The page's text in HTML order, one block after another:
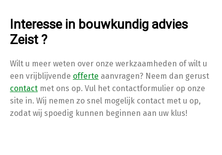
Interesse in bouwkundig advies
Zeist ?
Wilt u meer weten over onze werkzaamheden of wilt u
een vrijblijvende offerte aanvragen? Neem dan gerust
contact met ons op. Vul het contactformulier op onze
site in. Wij nemen zo snel mogelijk contact met u op,
zodat wij spoedig kunnen beginnen aan uw klus!